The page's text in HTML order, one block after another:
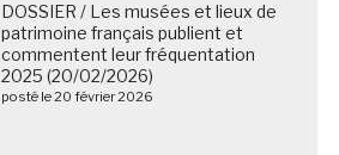
DOSSIER / Les musées et lieux de
patrimoine français publient et
commentent leur fréquentation
2025 (20/02/2026)
posté le 20 février 2026